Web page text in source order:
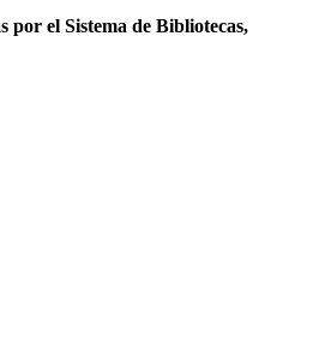
por el Sistema de Bibliotecas,